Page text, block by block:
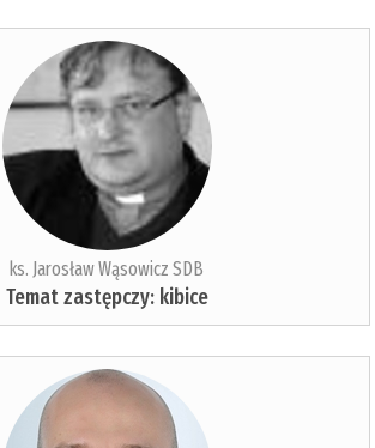
ks. Jarosław Wąsowicz SDB
Temat zastępczy: kibice